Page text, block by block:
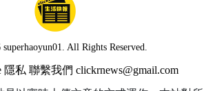
All Rights Reserved.
隱私 聯繫我們 clickrnews@gmail.com